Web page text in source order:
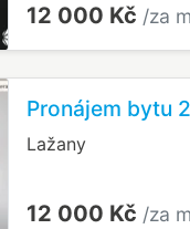
12 000 Kč /za
Pronájem bytu
Lažany
12 000 Kč /za